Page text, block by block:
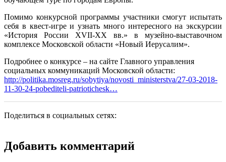
Помимо конкурсной программы участники смогут испытать
себя в квест-игре и узнать много интересного на экскурсии
«История России XVII-XX вв.» в музейно-выставочном
комплексе Московской области «Новый Иерусалим».
Подробнее о конкурсе – на сайте Главного управления
социальных коммуникаций Московской области:
http://politika.mosreg.ru/sobytiya/novosti_ministerstva/27-03-2018-
11-30-24-pobediteli-patriotichesk…
Поделиться в социальных сетях:
Добавить комментарий